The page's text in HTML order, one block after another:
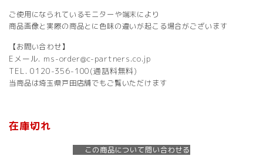
ご使用になられているモニターや端末により
商品画像と実際の商品とに色味の違いが起こる場合がございます
【お問い合わせ】
Eメール. ms-order@c-partners.co.jp
TEL. 0120-356-100(通話料無料)
当商品は埼玉県戸田店舗でもご覧いただけます
在庫切れ
この商品について問い合わせる